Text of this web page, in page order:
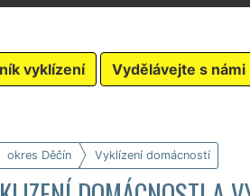
vyklízení Vydělávejte s námi
okres Děčín Vyklízení domácností